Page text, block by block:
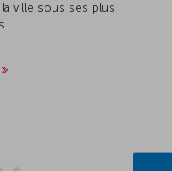
ville sous ses plus